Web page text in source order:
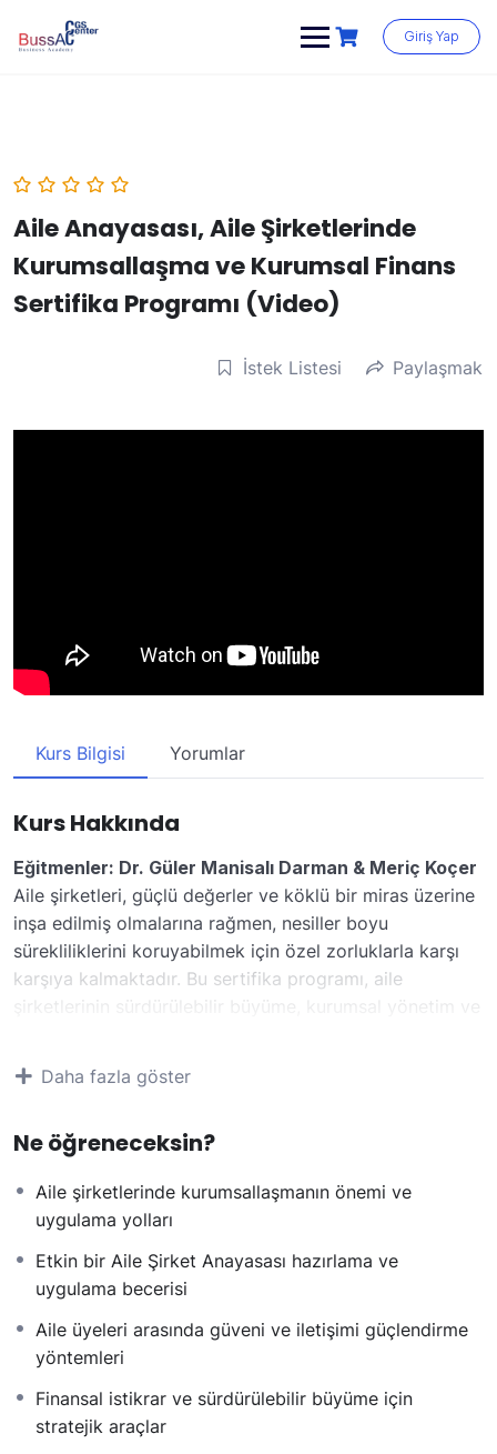
content
Giriş Yap
Aile Anayasası, Aile Şirketlerinde
Kurumsallaşma ve Kurumsal Finans
Sertifika Programı (Video)
İstek Listesi Paylaşmak
Kurs Bilgisi Yorumlar
Kurs Hakkında
Eğitmenler: Dr. Güler Manisalı Darman & Meriç Koçer
Aile şirketleri, güçlü değerler ve köklü bir miras üzerine
inşa edilmiş olmalarına rağmen, nesiller boyu
sürekliliklerini koruyabilmek için özel zorluklarla karşı
karşıya kalmaktadır. Bu sertifika programı, aile
şirketlerinin sürdürülebilir büyüme, kurumsal yönetim ve
Program, aile şirketlerinin kurumsallaşma yolculuğunda
Aile Şirket Anayasası
ilişkileri güçlendiren yapısal bir rehberin nasıl
hazırlanacağını öğrenirsiniz.
Aile Şirketlerinde Kurumsallaşma: Nesiller arası
geçiş, yönetişim modelleri, profesyonelleşme ve
Aile Şirketlerinde Kurumsal Finans: Finansal
yönetim, bütçeleme, nakit akışı ve varlık
değerlemesi gibi konularda derinlemesine bilgi
edinerek şirketin geleceğini güvence altına alırsınız.
Daha fazla göster
Ne öğreneceksin?
Aile şirketlerinde kurumsallaşmanın önemi ve
uygulama yolları
Etkin bir Aile Şirket Anayasası hazırlama ve
uygulama becerisi
Aile üyeleri arasında güveni ve iletişimi güçlendirme
yöntemleri
Finansal istikrar ve sürdürülebilir büyüme için
stratejik araçlar